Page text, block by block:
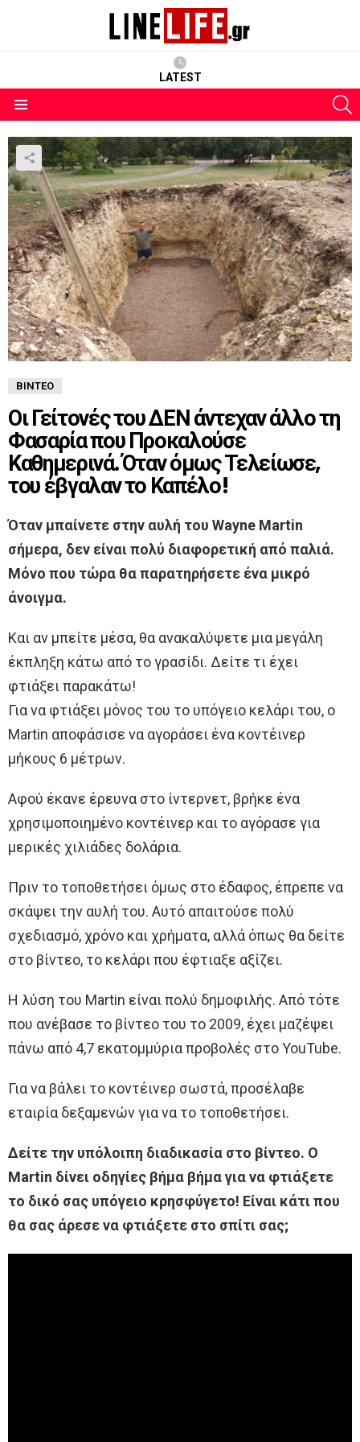
LATEST
ΒΊΝΤΕΟ
Οι Γείτονές του ΔΕΝ άντεχαν άλλο τη
Φασαρία που Προκαλούσε
Καθημερινά. Όταν όμως Τελείωσε,
του έβγαλαν το Καπέλο!
Όταν μπαίνετε στην αυλή του Wayne Martin
σήμερα, δεν είναι πολύ διαφορετική από παλιά.
Μόνο που τώρα θα παρατηρήσετε ένα μικρό
άνοιγμα.
Και αν μπείτε μέσα, θα ανακαλύψετε μια μεγάλη
έκπληξη κάτω από το γρασίδι. Δείτε τι έχει
φτιάξει παρακάτω!
Για να φτιάξει μόνος του το υπόγειο κελάρι του, ο
Martin αποφάσισε να αγοράσει ένα κοντέινερ
μήκους 6 μέτρων.
Αφού έκανε έρευνα στο ίντερνετ, βρήκε ένα
χρησιμοποιημένο κοντέινερ και το αγόρασε για
μερικές χιλιάδες δολάρια.
Πριν το τοποθετήσει όμως στο έδαφος, έπρεπε να
σκάψει την αυλή του. Αυτό απαιτούσε πολύ
σχεδιασμό, χρόνο και χρήματα, αλλά όπως θα δείτε
στο βίντεο, το κελάρι που έφτιαξε αξίζει.
Η λύση του Martin είναι πολύ δημοφιλής. Από τότε
που ανέβασε το βίντεο του το 2009, έχει μαζέψει
πάνω από 4,7 εκατομμύρια προβολές στο YouTube.
Για να βάλει το κοντέινερ σωστά, προσέλαβε
εταιρία δεξαμενών για να το τοποθετήσει.
Δείτε την υπόλοιπη διαδικασία στο βίντεο. Ο
Martin δίνει οδηγίες βήμα βήμα για να φτιάξετε
το δικό σας υπόγειο κρησφύγετο! Είναι κάτι που
θα σας άρεσε να φτιάξετε στο σπίτι σας;